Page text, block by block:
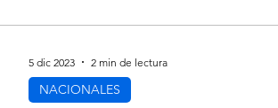
NACIONALES
5 dic 2023 2 min de lectura